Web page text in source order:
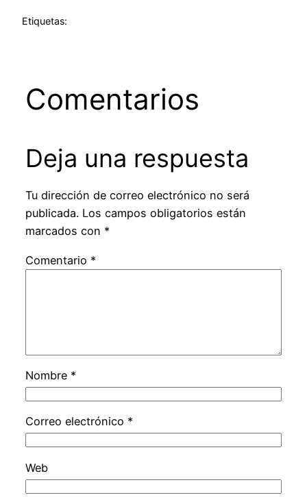
Etiquetas:
Comentarios
Deja una respuesta
Tu dirección de correo electrónico no será
publicada. Los campos obligatorios están
marcados con *
Comentario *
Nombre *
Correo electrónico *
Web